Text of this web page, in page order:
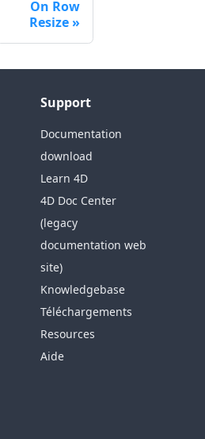
On Row
Resize
Support
Documentation
download
Learn 4D
4D Doc Center
(legacy
documentation web
site)
Knowledgebase
Téléchargements
Resources
Aide